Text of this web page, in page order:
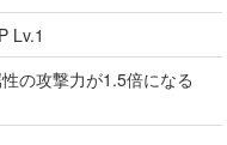
Lv.1
の攻撃力が1.5倍になる